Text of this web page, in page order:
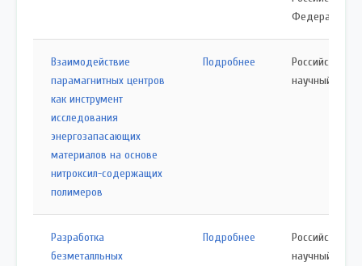
Федерации
Взаимодействие
парамагнитных центров
как инструмент
исследования
энергозапасающих
материалов на основе
нитроксил-содержащих
полимеров
Подробнее
Российский
научный фонд
Разработка
безметалльных
Подробнее
Российский
научный фонд